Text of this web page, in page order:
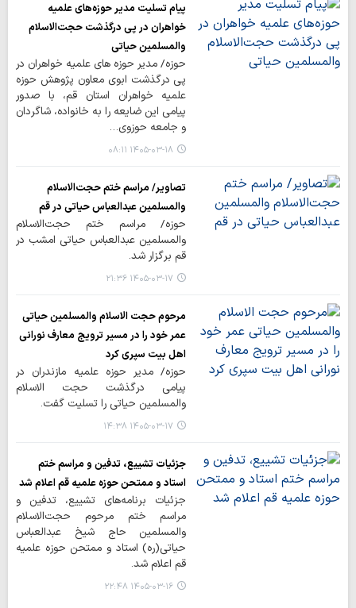
پیام تسلیت مدیر حوزه‌های علمیه
خواهران در پی درگذشت حجت‌الاسلام
والمسلمین حیاتی
حوزه/ مدیر حوزه های علمیه خواهران در
پی درگذشت ابوی معاون پژوهش حوزه
علمیه خواهران استان قم، با صدور
پیامی این ضایعه را به خانواده، شاگردان
و جامعه حوزوی…
۱۴۰۵-۰۳-۱۸ ۰۸:۱۱
تصاویر/ مراسم ختم حجت‌الاسلام
والمسلمین عبدالعباس حیاتی در قم
حوزه/ مراسم ختم حجت‌الاسلام
والمسلمین عبدالعباس حیاتی امشب در
قم برگزار شد.
۱۴۰۵-۰۳-۱۷ ۲۱:۳۶
مرحوم حجت الاسلام والمسلمین حیاتی
عمر خود را در مسیر ترویج معارف نورانی
اهل بیت سپری کرد
حوزه/ مدیر حوزه علمیه مازندران در
پیامی درگذشت حجت الاسلام
والمسلمین حیاتی را تسلیت گفت.
۱۴۰۵-۰۳-۱۷ ۱۴:۳۸
جزئیات تشییع، تدفین و مراسم ختم
استاد و ممتحن حوزه علمیه قم اعلام شد
جزئیات برنامه‌های تشییع، تدفین و
مراسم ختم مرحوم حجت‌الاسلام
والمسلمین حاج شیخ عبدالعباس
حیاتی(ره) استاد و ممتحن حوزه علمیه
قم اعلام شد.
۱۴۰۵-۰۳-۱۶ ۲۲:۴۸